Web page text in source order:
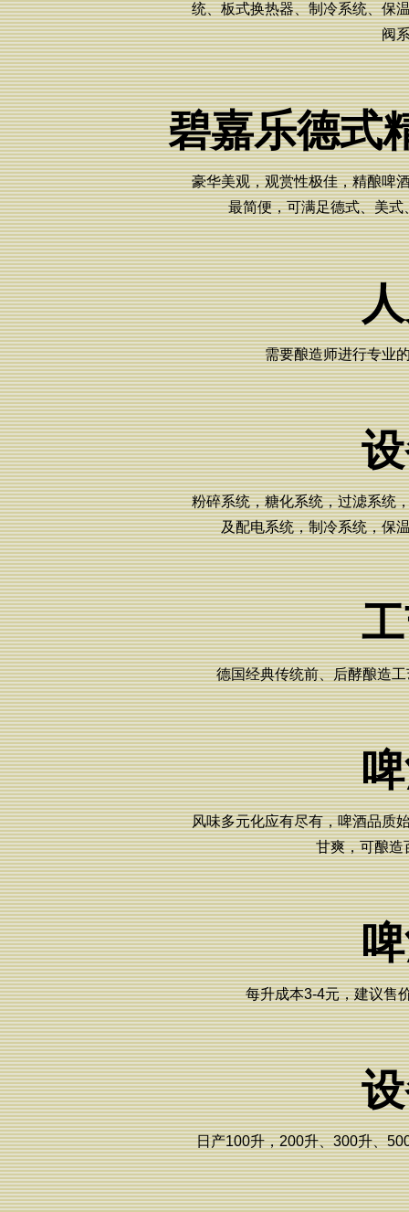
统、板式换热器、制冷系统、保
阀
碧嘉乐德式
豪华美观，观赏性极佳，精酿啤
最简便，可满足德式、美
需要酿造师进行专业
粉碎系统，糖化系统，过滤系统
及配电系统，制冷系统，保
德国经典传统前、后酵酿造
风味多元化应有尽有，啤酒品质
甘爽，可酿造
每升成本3-4元，建议售
日产100升，200升、300升、